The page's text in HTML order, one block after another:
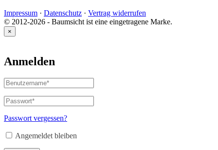
Impressum · Datenschutz · Vertrag widerrufen
© 2012-2026 - Baumsicht ist eine eingetragene Marke.
×
Anmelden
Benutzername
oder
E-
Mail-
Adresse*
Passwort*
Erforderlich
Passwort vergessen?
Angemeldet bleiben